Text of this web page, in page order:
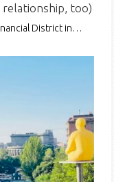
relationship, too)
District in…